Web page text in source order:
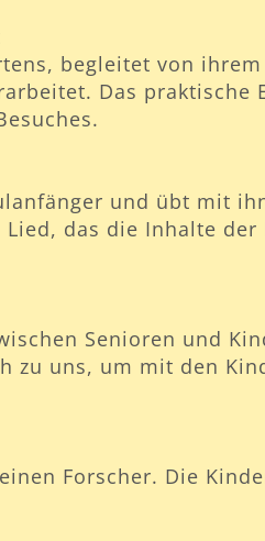
begleitet von
Das praktische
und übt mit
das die Inhalte
Senioren und
zu uns, um mit den
Forscher. Die